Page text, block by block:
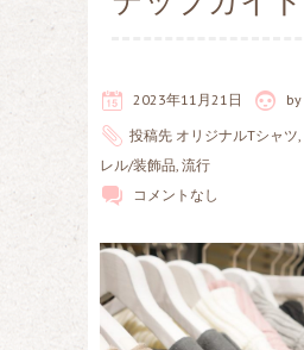
2023年11月21日 by
投稿先 オリジナルTシャツ,
レル/装飾品, 流行
コメントなし